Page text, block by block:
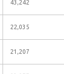
43,242
22,035
21,207